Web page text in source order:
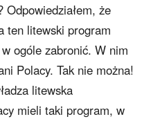
Odpowiedziałem, że
ten litewski program
ogóle zabronić. W nim
Polacy. Tak nie można!
litewska
mieli taki program, w